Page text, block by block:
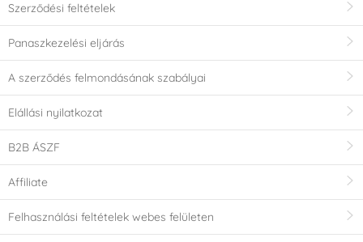
Szerződési feltételek
Panaszkezelési eljárás
A szerződés felmondásának szabályai
Elállási nyilatkozat
B2B ÁSZF
Affiliate
Felhasználási feltételek webes felületen